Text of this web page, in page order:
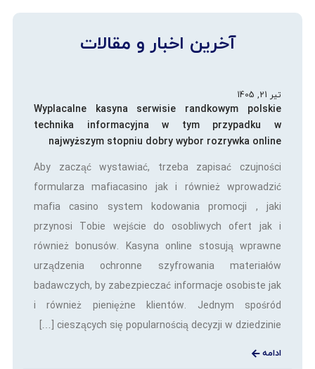
آخرین اخبار و مقالات
تیر 21, 1405
Wyplacalne kasyna serwisie randkowym polskie
technika informacyjna w tym przypadku w
najwyższym stopniu dobry wybor rozrywka online
Aby zacząć wystawiać, trzeba zapisać czujności
formularza mafiacasino jak i również wprowadzić
mafia casino system kodowania promocji , jaki
przynosi Tobie wejście do osobliwych ofert jak i
również bonusów. Kasyna online stosują wprawne
urządzenia ochronne szyfrowania materiałów
badawczych, by zabezpieczać informacje osobiste jak
i również pieniężne klientów. Jednym spośród
cieszących się popularnością decyzji w dziedzinie […]
ادامه